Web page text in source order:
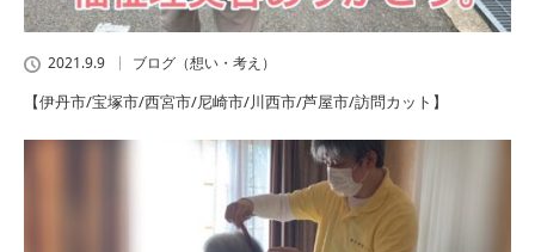
2021.9.9 ブログ（想い・考え）
【伊丹市/宝塚市/西宮市/尼崎市/川西市/芦屋市/訪問カット】